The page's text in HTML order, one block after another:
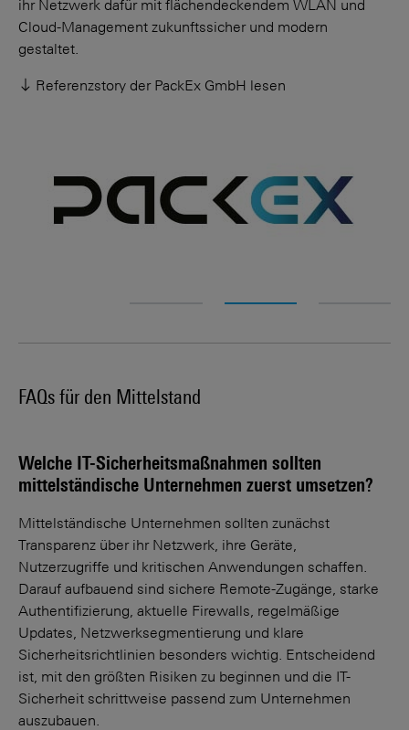
ihr Netzwerk dafür mit flächendeckendem WLAN und
Cloud-Management zukunftssicher und modern
gestaltet.
Referenzstory der PackEx GmbH lesen
FAQs für den Mittelstand
Welche IT-Sicherheitsmaßnahmen sollten
mittelständische Unternehmen zuerst umsetzen?
Mittelständische Unternehmen sollten zunächst
Transparenz über ihr Netzwerk, ihre Geräte,
Nutzerzugriffe und kritischen Anwendungen schaffen.
Darauf aufbauend sind sichere Remote-Zugänge, starke
Authentifizierung, aktuelle Firewalls, regelmäßige
Updates, Netzwerksegmentierung und klare
Sicherheitsrichtlinien besonders wichtig. Entscheidend
ist, mit den größten Risiken zu beginnen und die IT-
Sicherheit schrittweise passend zum Unternehmen
auszubauen.